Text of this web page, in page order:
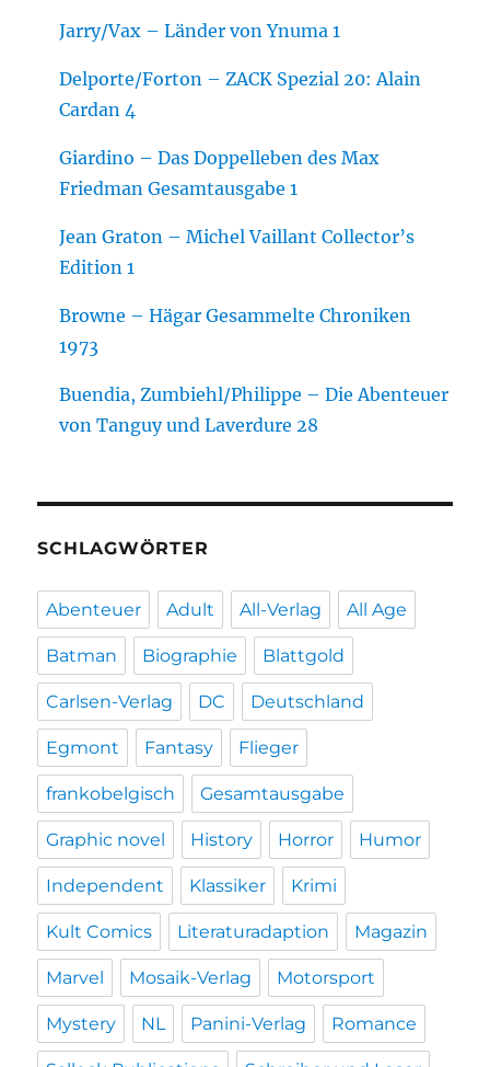
Jarry/Vax – Länder von Ynuma 1
Delporte/Forton – ZACK Spezial 20: Alain
Cardan 4
Giardino – Das Doppelleben des Max
Friedman Gesamtausgabe 1
Jean Graton – Michel Vaillant Collector’s
Edition 1
Browne – Hägar Gesammelte Chroniken
1973
Buendia, Zumbiehl/Philippe – Die Abenteuer
von Tanguy und Laverdure 28
SCHLAGWÖRTER
Abenteuer Adult All-Verlag All Age
Batman Biographie Blattgold
Carlsen-Verlag DC Deutschland
Egmont Fantasy Flieger
frankobelgisch Gesamtausgabe
Graphic novel History Horror Humor
Independent Klassiker Krimi
Kult Comics Literaturadaption Magazin
Marvel Mosaik-Verlag Motorsport
Mystery NL Panini-Verlag Romance